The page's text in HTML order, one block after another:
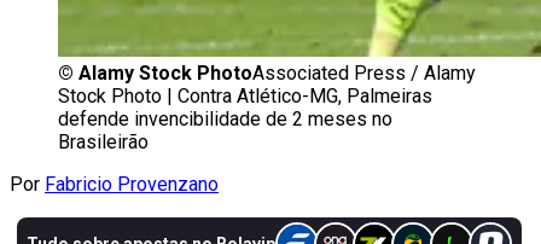
© Alamy Stock PhotoAssociated Press / Alamy
Stock Photo | Contra Atlético-MG, Palmeiras
defende invencibilidade de 2 meses no
Brasileirão
Por Fabricio Provenzano